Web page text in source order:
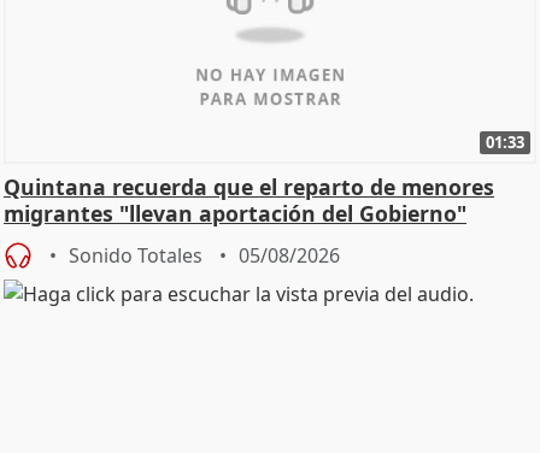
01:33
Quintana recuerda que el reparto de menores
migrantes "llevan aportación del Gobierno"
central
Sonido Totales 05/08/2026